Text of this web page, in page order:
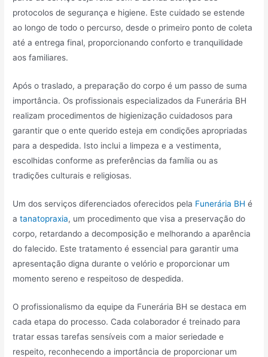
protocolos de segurança e higiene. Este cuidado se estende
ao longo de todo o percurso, desde o primeiro ponto de coleta
até a entrega final, proporcionando conforto e tranquilidade
aos familiares.
Após o traslado, a preparação do corpo é um passo de suma
importância. Os profissionais especializados da Funerária BH
realizam procedimentos de higienização cuidadosos para
garantir que o ente querido esteja em condições apropriadas
para a despedida. Isto inclui a limpeza e a vestimenta,
escolhidas conforme as preferências da família ou as
tradições culturais e religiosas.
Um dos serviços diferenciados oferecidos pela Funerária BH é
atanatopraxia, um procedimento que visa a preservação do
corpo, retardando a decomposição e melhorando a aparência
do falecido. Este tratamento é essencial para garantir uma
apresentação digna durante o velório e proporcionar um
momento sereno e respeitoso de despedida.
O profissionalismo da equipe da Funerária BH se destaca em
cada etapa do processo. Cada colaborador é treinado para
tratar essas tarefas sensíveis com a maior seriedade e
respeito, reconhecendo a importância de proporcionar um